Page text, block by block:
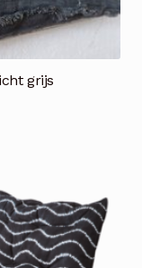
grijs